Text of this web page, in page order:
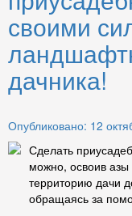
своими
дачника!
Опубликовано: 12
Сделать
можно, освоив
территорию дачи
обращаясь за